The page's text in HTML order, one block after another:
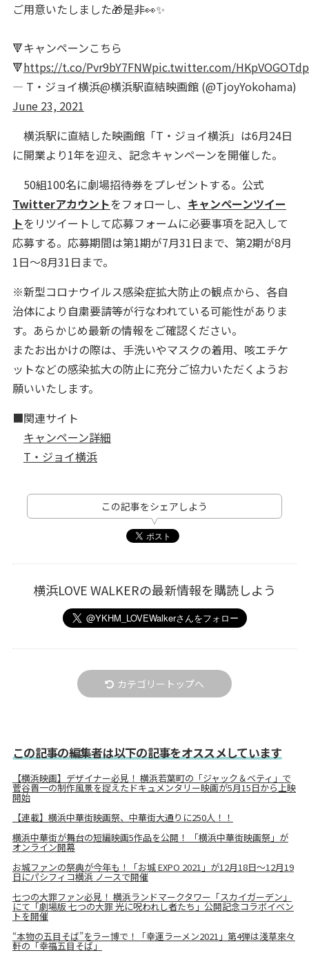
ご用意いたしました🎁是非👀✨
🔻キャンペーンこちら
🔻https://t.co/Pvr9bY7FNWpic.twitter.com/HKpVOGOTdp
— T・ジョイ横浜@横浜駅直結映画館 (@TjoyYokohama)
June 23, 2021
横浜駅に直結した映画館「T・ジョイ横浜」は6月24日
に開業より1年を迎え、記念キャンペーンを開催した。
50組100名に劇場招待券をプレゼントする。公式
Twitterアカウントをフォローし、 キャンペーンツイー
トをリツイートして応募フォームに必要事項を記入して
応募する。応募期間は第1期が7月31日まで、第2期が8月
1日～8月31日まで。
※新型コロナウイルス感染症拡大防止の観点から、各自
治体により自粛要請等が行なわれている可能性がありま
す。あらかじめ最新の情報をご確認ください。
またお出かけの際は、手洗いやマスクの着用、咳エチケ
ットなどの感染拡大の防止に充分ご協力いただくようお
願いいたします。
■関連サイト
キャンペーン詳細
T・ジョイ横浜
この記事をシェアしよう
横浜LOVE WALKERの最新情報を購読しよう
カテゴリートップへ
この記事の編集者は以下の記事をオススメしています
【横浜映画】デザイナー必見！ 横浜若葉町の「ジャック＆ベティ」で
菅谷晋一の制作風景を捉えたドキュメンタリー映画が5月15日から上映
開始
【連載】横浜中華街映画祭、中華街大通りに250人！！
横浜中華街が舞台の短編映画5作品を公開！ 「横浜中華街映画祭」が
オンライン開幕
お城ファンの祭典が今年も！「お城 EXPO 2021」が12月18日～12月19
日にパシフィコ横浜 ノースで開催
七つの大罪ファン必見！ 横浜ランドマークタワー「スカイガーデン」
にて「劇場版 七つの大罪 光に呪われし者たち」公開記念コラボイベン
トを開催
“本物の五目そば”をラー博で！「幸運ラーメン2021」第4弾は淺草來々
軒の「幸福五目そば」